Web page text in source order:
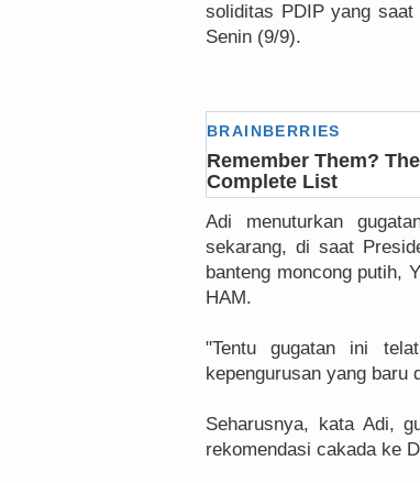
soliditas PDIP yang
Senin (9/9).
Adi menuturkan
sekarang, di saat
banteng moncong putih,
HAM.
"Tentu gugatan ini
kepengurusan yang baru
Seharusnya, kata Adi,
rekomendasi cakada ke